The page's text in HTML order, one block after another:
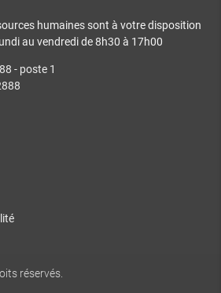
humaines sont à votre disposition
au vendredi de 8h30 à 17h00
- poste 1
réservés.